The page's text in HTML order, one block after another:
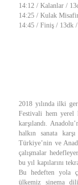
14:12 / Kalanlar /
14:25 / Kulak
14:45 / Finiş / 13dk
2018 yılında ilki
Festivali hem yerel
karşılandı.
halkın sanata
Türkiye’nin ve
çalışmalar
bu yıl kapılarını
Bu hedeften yola
ülkemiz sinema